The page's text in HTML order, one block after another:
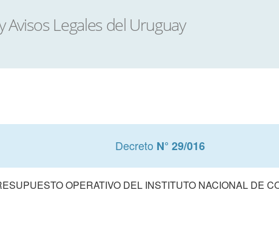
Decreto N° 29/016
OPERATIVO DEL INSTITUTO NACIONAL DE